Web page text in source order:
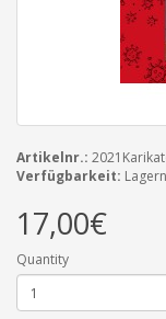
Artikelnr.:
Verfügbarkeit:
17,00€
Quantity